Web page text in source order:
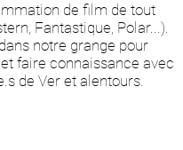
de film de tout
Fantastique, Polar...).
notre grange pour
faire connaissance avec
de Ver et alentours.